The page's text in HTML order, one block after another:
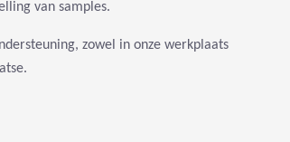
van samples.
zowel in onze werkplaats